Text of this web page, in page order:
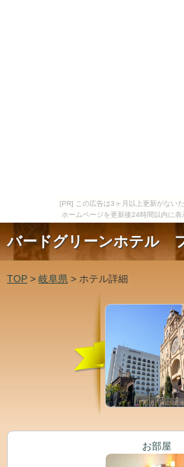
[PR] この広告は3ヶ月以上更新がない
ホームページを更新後24時間以内に表
TOP > 岐阜県 > ホテル詳細
お部屋